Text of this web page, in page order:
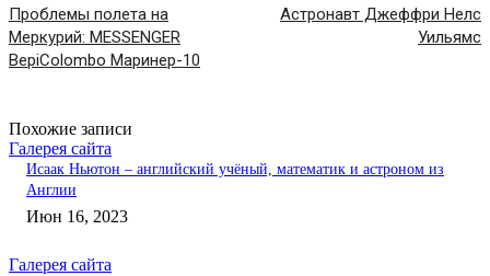
Проблемы полета на
Меркурий: MESSENGER
BepiColombo Маринер-10
Астронавт Джеффри Нелс
Уильямс
Похожие записи
Галерея сайта
Исаак Ньютон – английский учёный, математик и астроном из
Англии
Июн 16, 2023
Галерея сайта